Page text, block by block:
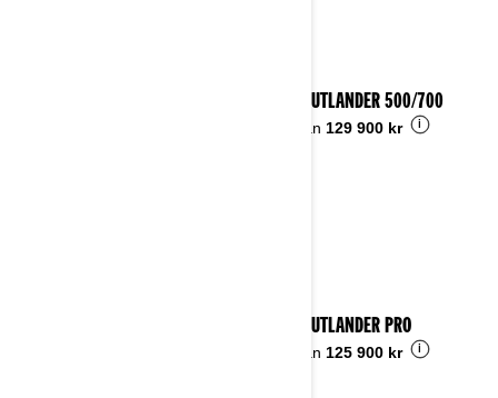
2025 OUTLANDER 500/700
Pris från 129 900 kr i
2025 OUTLANDER PRO
Pris från 125 900 kr i